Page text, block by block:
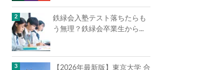
鉄緑会入塾テスト落ちたらも
う無理？鉄緑会卒業生から...
【2026年最新版】東京大学 合